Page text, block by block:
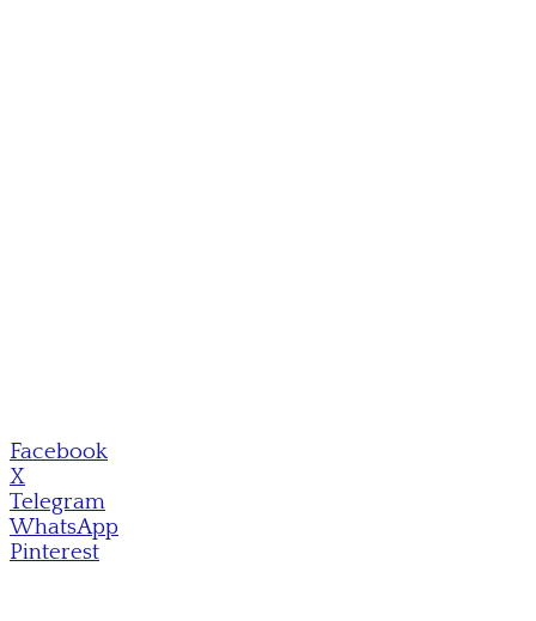
Facebook
X
Telegram
WhatsApp
Pinterest